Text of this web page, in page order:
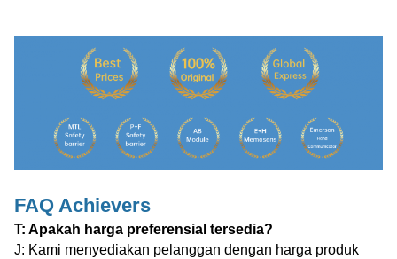
FAQ Achievers
T: Apakah harga preferensial tersedia?
J: Kami menyediakan pelanggan dengan harga produk